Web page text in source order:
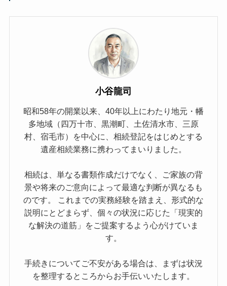
小谷龍司
昭和58年の開業以来、40年以上にわたり地元・幡
多地域（四万十市、黒潮町、土佐清水市、三原
村、宿毛市）を中心に、相続登記をはじめとする
遺産相続業務に携わってまいりました。
相続は、単なる書類作成だけでなく、ご家族の背
景や将来のご意向によって最適な判断が異なるも
のです。 これまでの実務経験を踏まえ、形式的な
説明にとどまらず、個々の状況に応じた「現実的
な解決の道筋」をご提案するよう心がけていま
す。
手続きについてご不安がある場合は、まずは状況
を整理するところからお手伝いいたします。